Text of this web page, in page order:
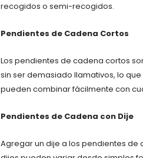
recogidos o semi-recogidos.
Pendientes de Cadena Cortos
Los pendientes de cadena cortos
sin ser demasiado llamativos, lo
pueden combinar fácilmente con
Pendientes de Cadena con Dije
Agregar un dije a los pendientes